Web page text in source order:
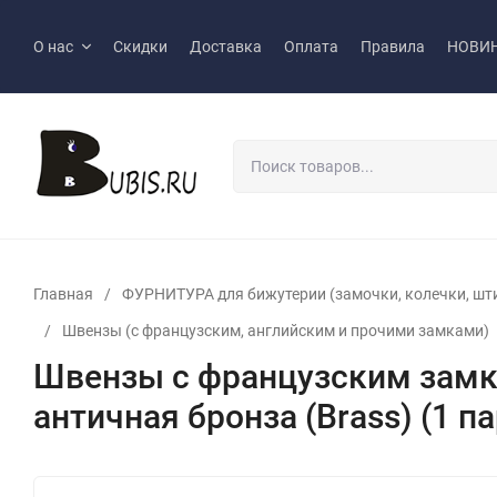
О нас Скидки Доставка Оплата Правила
Главная / ФУРНИТУРА для бижутерии (замочки, колечки,
/ Швензы (с французским, английским и прочими замками)
Швензы с французским
античная бронза (Brass) (1